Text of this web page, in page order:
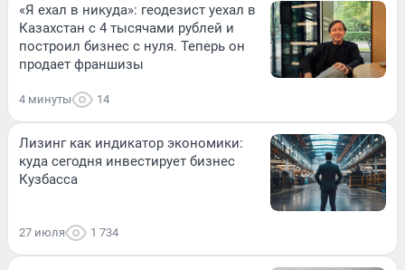
«Я ехал в никуда»: геодезист уехал в
Казахстан с 4 тысячами рублей и
построил бизнес с нуля. Теперь он
продает франшизы
4 минуты 14
Лизинг как индикатор экономики:
куда сегодня инвестирует бизнес
Кузбасса
27 июля 1 734